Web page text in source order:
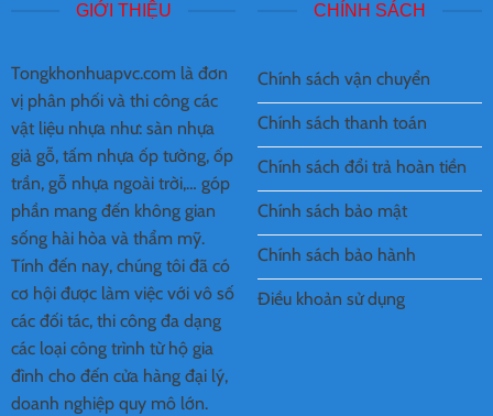
GIỚI THIỆU
Tongkhonhuapvc.com là đơn
vị phân phối và thi công các
vật liệu nhựa như: sàn nhựa
giả gỗ, tấm nhựa ốp tường, ốp
trần, gỗ nhựa ngoài trời,… góp
phần mang đến không gian
sống hài hòa và thẩm mỹ.
Tính đến nay, chúng tôi đã có
cơ hội được làm việc với vô số
các đối tác, thi công đa dạng
các loại công trình từ hộ gia
đình cho đến cửa hàng đại lý,
doanh nghiệp quy mô lớn.
CHÍNH SÁCH
Chính sách vận chuyển
Chính sách thanh toán
Chính sách đổi trả hoàn tiền
Chính sách bảo mật
Chính sách bảo hành
Điều khoản sử dụng